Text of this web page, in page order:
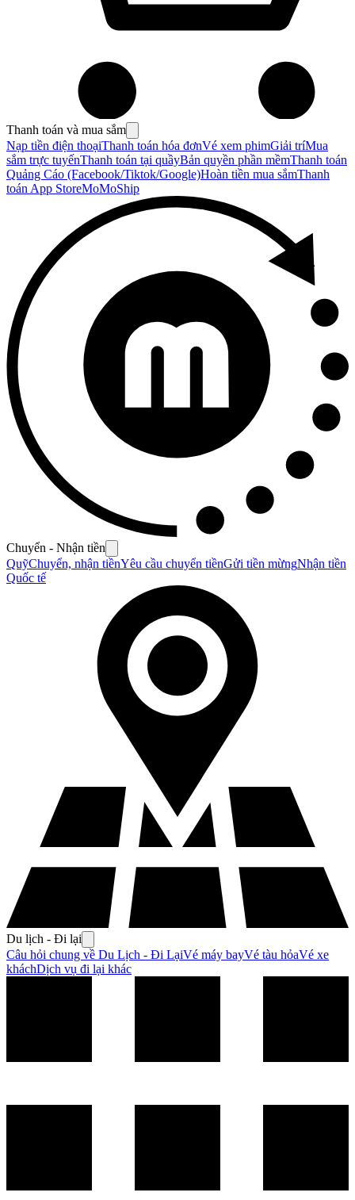
Thanh toán và mua sắm
Nạp tiền điện thoạiThanh toán hóa đơnVé xem phimGiải tríMua
sắm trực tuyếnThanh toán tại quầyBản quyền phần mềmThanh toán
Quảng Cáo (Facebook/Tiktok/Google)Hoàn tiền mua sắmThanh
toán App StoreMoMoShip
Chuyển - Nhận tiền
QuỹChuyển, nhận tiềnYêu cầu chuyển tiềnGửi tiền mừngNhận tiền
Quốc tế
Du lịch - Đi lại
Câu hỏi chung về Du Lịch - Đi LạiVé máy bayVé tàu hỏaVé xe
kháchDịch vụ đi lại khác